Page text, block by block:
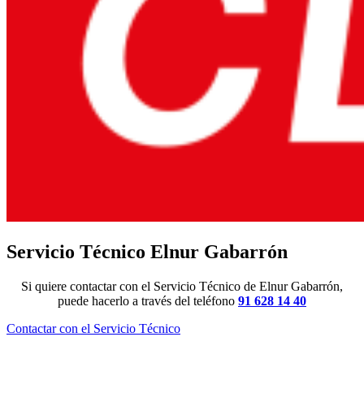
Servicio Técnico Elnur Gabarrón
Si quiere contactar con el Servicio Técnico de Elnur Gabarrón,
puede hacerlo a través del teléfono 91 628 14 40
Contactar con el Servicio Técnico